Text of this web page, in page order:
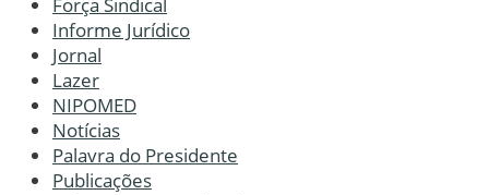
Informe Jurídico
Jornal
Lazer
NIPOMED
Notícias
Palavra do Presidente
Publicações